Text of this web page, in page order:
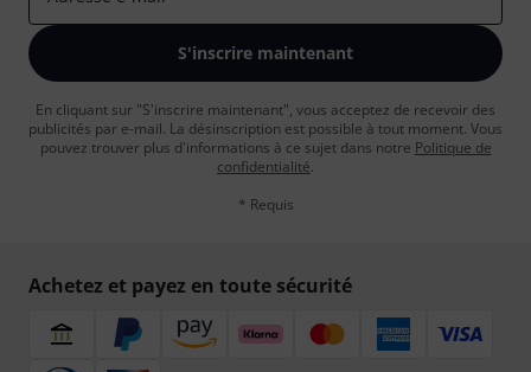
S'inscrire maintenant
En cliquant sur "S'inscrire maintenant", vous acceptez de recevoir des
publicités par e-mail. La désinscription est possible à tout moment. Vous
pouvez trouver plus d'informations à ce sujet dans notre Politique de
confidentialité.
* Requis
Achetez et payez en toute sécurité